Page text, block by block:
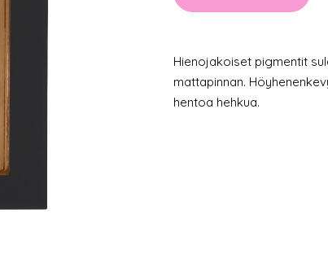
Hienojakoiset pigmentit
mattapinnan.
hentoa hehkua.